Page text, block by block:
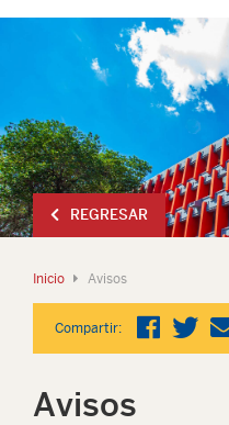
REGRESAR
Inicio Avisos
Compartir:
Avisos